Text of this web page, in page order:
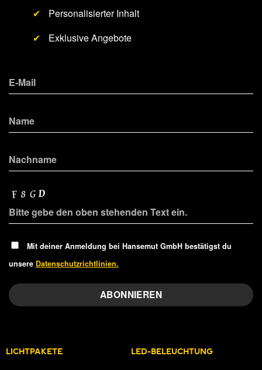
✔
Personalisierter Inhalt
✔
Exklusive Angebote
Mit deiner Anmeldung bei Hansemut GmbH bestätigst du
unsere Datenschutzrichtlinien.
LICHTPAKETE LED-BELEUCHTUNG